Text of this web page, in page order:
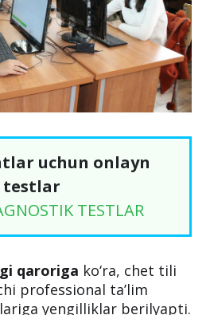
uchun onlayn
testlar
TESTLAR
qaroriga ko‘ra, chet tili
professional ta’lim
yengilliklar berilyapti.